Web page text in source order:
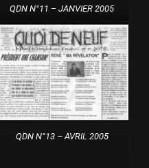
QDN N°11 – JANVIER 2005
QDN N°13 – AVRIL 2005